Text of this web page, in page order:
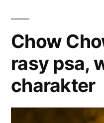
Chow
rasy psa,
charakter